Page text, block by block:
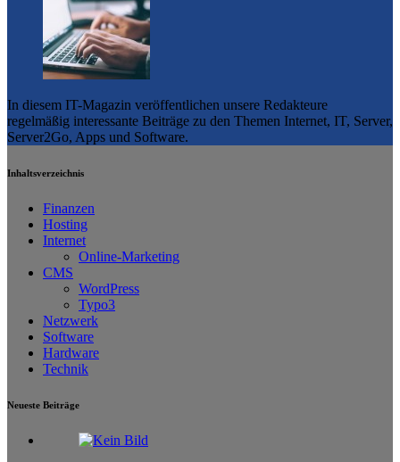
In diesem IT-Magazin veröffentlichen unsere Redakteure
regelmäßig interessante Beiträge zu den Themen Internet, IT, Server,
Server2Go, Apps und Software.
Inhaltsverzeichnis
Finanzen
Hosting
Internet
Online-Marketing
CMS
WordPress
Typo3
Netzwerk
Software
Hardware
Technik
Neueste Beiträge